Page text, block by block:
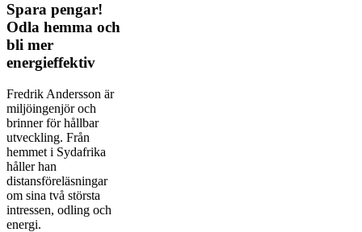
Spara pengar!
Odla hemma och
bli mer
energieffektiv
Fredrik Andersson är
miljöingenjör och
brinner för hållbar
utveckling. Från
hemmet i Sydafrika
håller han
distansföreläsningar
om sina två största
intressen, odling och
energi.